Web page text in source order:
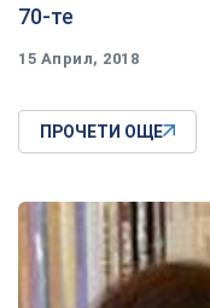
70-те
15 Април, 2018
ПРОЧЕТИ ОЩЕ